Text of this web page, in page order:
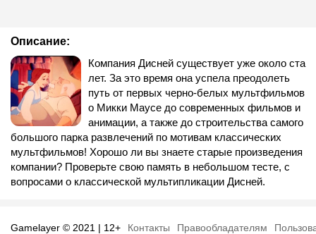
Описание:
Компания Дисней существует уже около ста
лет. За это время она успела преодолеть
путь от первых черно-белых мультфильмов
о Микки Маусе до современных фильмов и
анимации, а также до строительства самого
большого парка развлечений по мотивам классических
мультфильмов! Хорошо ли вы знаете старые произведения
компании? Проверьте свою память в небольшом тесте, с
вопросами о классической мультипликации Дисней.
Gamelayer © 2021 | 12+ Контакты Правообладателям